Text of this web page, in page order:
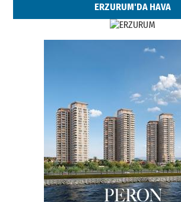
ERZURUM'DA HAVA
Esat BİNDESEN
Başkan Sekmen’den Erzurum’a
bir vizyon proje daha!
02 Ağustos 2026 Pazar
Kadir SABUNCUOĞLU